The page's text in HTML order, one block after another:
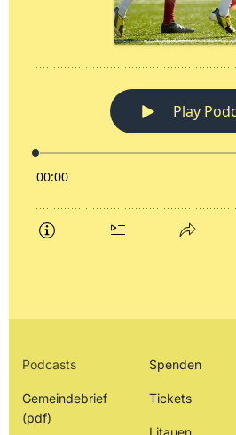
Podcasts
Gemeindebrief
(pdf)
Spenden
Tickets